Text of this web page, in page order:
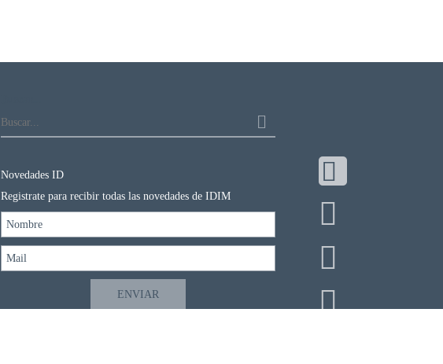
Novedades ID
Registrate para recibir todas las novedades de IDIM